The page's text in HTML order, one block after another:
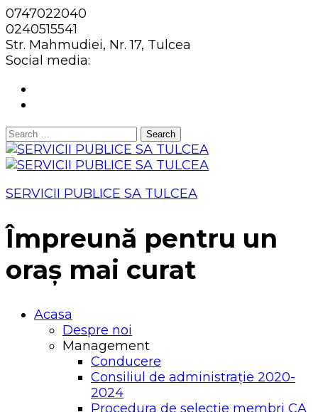
0747022040
0240515541
Str. Mahmudiei, Nr. 17, Tulcea
Social media:
Search
for:
SERVICII PUBLICE SA TULCEA
Împreună pentru un
oraș mai curat
Acasa
Despre noi
Management
Conducere
Consiliul de administrație 2020-
2024
Procedura de selecție membri CA